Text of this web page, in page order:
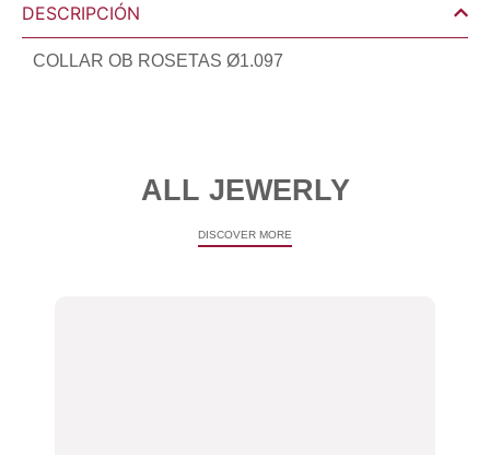
DESCRIPCIÓN
COLLAR OB ROSETAS Ø1.097
ALL JEWERLY
DISCOVER MORE